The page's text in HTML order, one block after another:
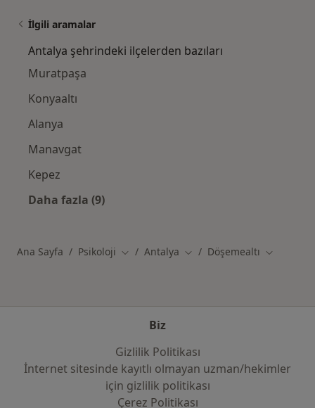
İlgili aramalar
Antalya şehrindeki ilçelerden bazıları
Muratpaşa
Konyaaltı
Alanya
Manavgat
Kepez
Daha fazla (9)
Ana Sayfa Psikoloji Şehir değiştir
Antalya Şehir değiştir
Döşemealtı Şehir
Biz
Gizlilik Politikası
İnternet sitesinde kayıtlı olmayan uzman/hekimler
i̇çin gizlilik politikası
Çerez Politikası